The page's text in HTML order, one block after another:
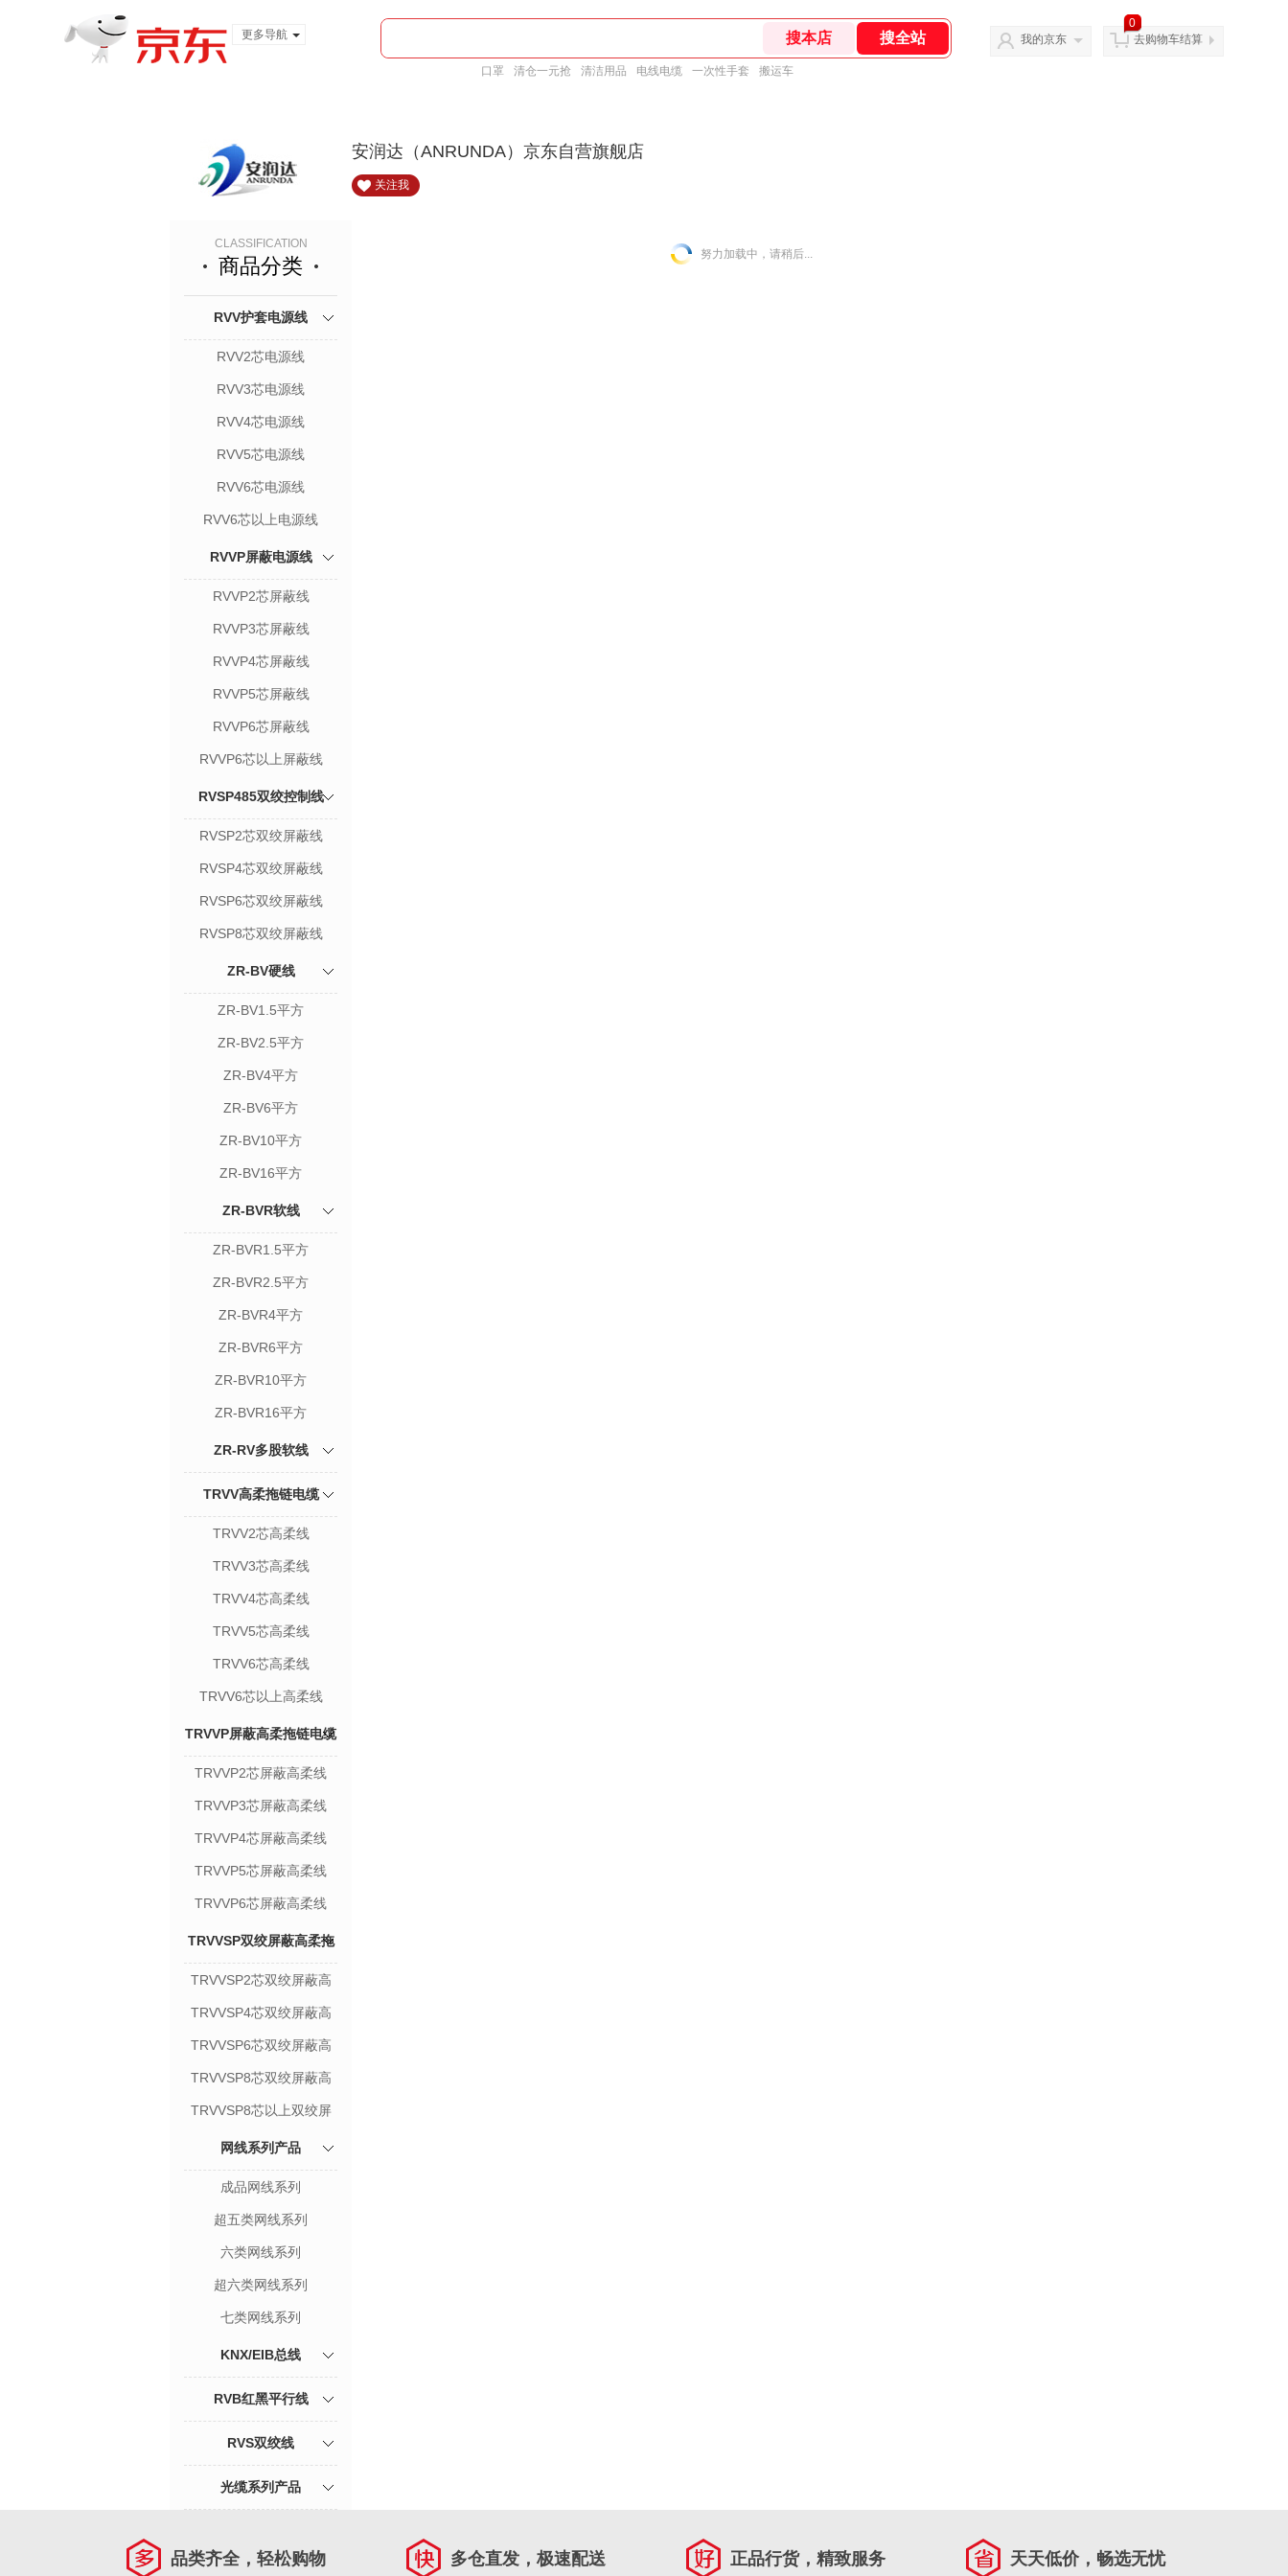
更多导航
口罩 清仓一元抢 清洁用品 电线电缆 一次性手套 搬运车
我的京东
0
去购物车结算
安润达（ANRUNDA）京东自营旗舰店
关注我
CLASSIFICATION
商品分类
RVV护套电源线
RVV2芯电源线
RVV3芯电源线
RVV4芯电源线
RVV5芯电源线
RVV6芯电源线
RVV6芯以上电源线
RVVP屏蔽电源线
RVVP2芯屏蔽线
RVVP3芯屏蔽线
RVVP4芯屏蔽线
RVVP5芯屏蔽线
RVVP6芯屏蔽线
RVVP6芯以上屏蔽线
RVSP485双绞控制线
RVSP2芯双绞屏蔽线
RVSP4芯双绞屏蔽线
RVSP6芯双绞屏蔽线
RVSP8芯双绞屏蔽线
ZR-BV硬线
ZR-BV1.5平方
ZR-BV2.5平方
ZR-BV4平方
ZR-BV6平方
ZR-BV10平方
ZR-BV16平方
ZR-BVR软线
ZR-BVR1.5平方
ZR-BVR2.5平方
ZR-BVR4平方
ZR-BVR6平方
ZR-BVR10平方
ZR-BVR16平方
ZR-RV多股软线
TRVV高柔拖链电缆
TRVV2芯高柔线
TRVV3芯高柔线
TRVV4芯高柔线
TRVV5芯高柔线
TRVV6芯高柔线
TRVV6芯以上高柔线
TRVVP屏蔽高柔拖链电缆
TRVVP2芯屏蔽高柔线
TRVVP3芯屏蔽高柔线
TRVVP4芯屏蔽高柔线
TRVVP5芯屏蔽高柔线
TRVVP6芯屏蔽高柔线
TRVVSP双绞屏蔽高柔拖
链电缆
TRVVSP2芯双绞屏蔽高
柔线
TRVVSP4芯双绞屏蔽高
柔线
TRVVSP6芯双绞屏蔽高
柔线
TRVVSP8芯双绞屏蔽高
柔线
TRVVSP8芯以上双绞屏
网线系列产品
成品网线系列
超五类网线系列
六类网线系列
超六类网线系列
七类网线系列
KNX/EIB总线
RVB红黑平行线
RVS双绞线
光缆系列产品
努力加载中，请稍后...
品类齐全，轻松购物 多仓直发，极速配送 正品行货，精致服务 天天低价，畅选无忧